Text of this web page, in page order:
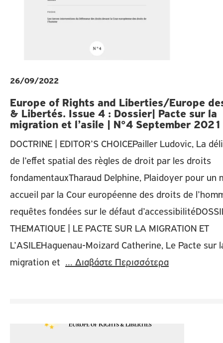
26/09/2022
Europe of Rights and Liberties/Europe
& Libertés. Issue 4 : Dossier| Pacte sur la
migration et l’asile | N°4 September 2021
DOCTRINE | EDITOR’S CHOICEPailler Ludovic, La
de l’effet spatial des règles de droit par les droits
fondamentauxTharaud Delphine, Plaidoyer pour un
accueil par la Cour européenne des droits de
requêtes fondées sur le défaut
THEMATIQUE | LE PACTE SUR LA MIGRATION ET
L’ASILEHaguenau-Moizard Catherine, Le Pacte sur
migration et … Διαβάστε Περισσότερα